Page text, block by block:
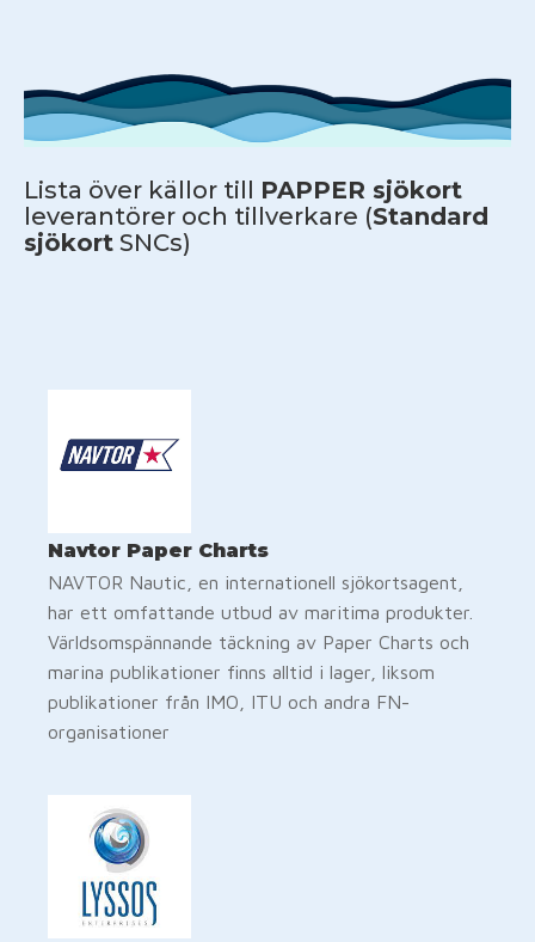
Lista över källor till PAPPER sjökort
leverantörer och tillverkare (Standard
sjökort SNCs)
Navtor Paper Charts
NAVTOR Nautic, en internationell sjökortsagent,
har ett omfattande utbud av maritima produkter.
Världsomspännande täckning av Paper Charts och
marina publikationer finns alltid i lager, liksom
publikationer från IMO, ITU och andra FN-
organisationer